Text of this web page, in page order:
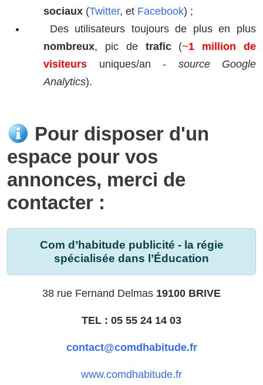
sociaux (Twitter, et Facebook) ;
Des utilisateurs toujours de plus en plus
nombreux, pic de trafic (~1 million de
visiteurs uniques/an - source Google
Analytics).
Pour disposer d'un
espace pour vos
annonces, merci de
contacter :
Com d’habitude publicité - la régie
spécialisée dans l’Éducation
38 rue Fernand Delmas 19100 BRIVE
TEL : 05 55 24 14 03
contact@comdhabitude.fr
www.comdhabitude.fr